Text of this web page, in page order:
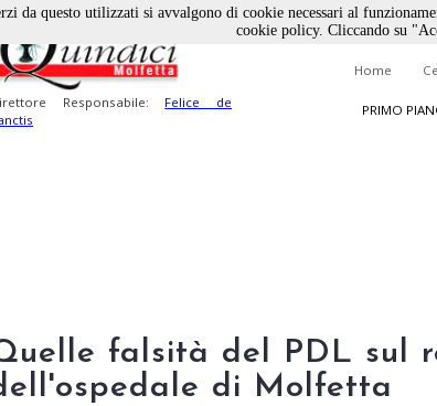
Responsabile: Felice de
Home
PRIMO
falsità del PDL sul
di Molfetta
da questo utilizzati si avvalgono di cookie necessari al
cookie policy. Cliccando su